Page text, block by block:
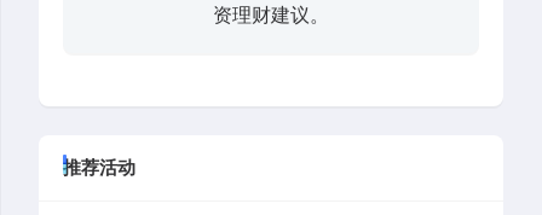
资理财建议。
推荐活动